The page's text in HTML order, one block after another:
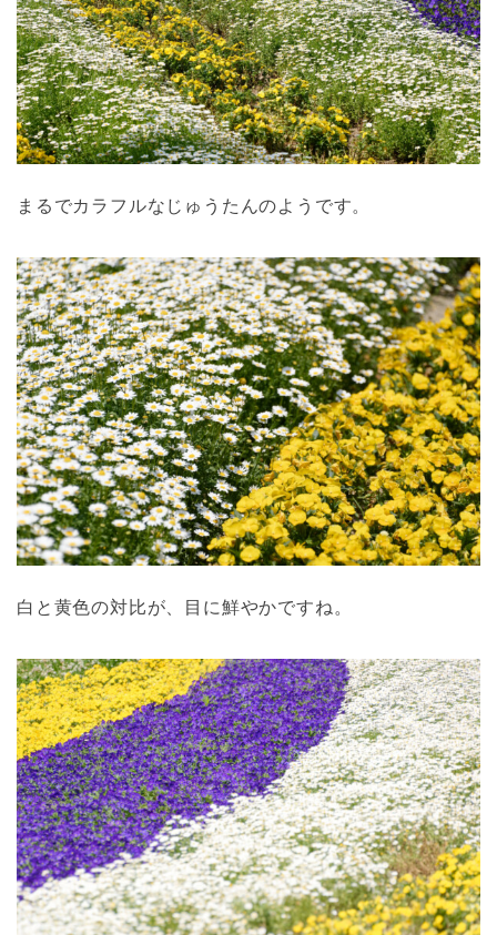
まるでカラフルなじゅうたんのようです。
白と黄色の対比が、目に鮮やかですね。